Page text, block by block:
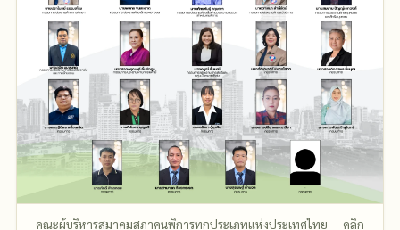
คณะผู้บริหารสมาคมสภาคนพิการทุกประเภทแห่งประเทศไทย — คลิก